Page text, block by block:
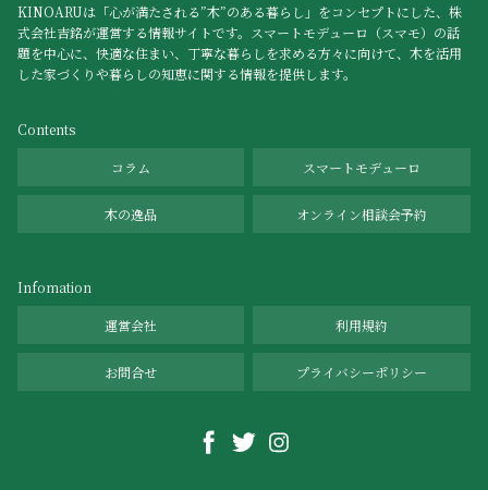
KINOARUは「心が満たされる”木”のある暮らし」をコンセプトにした、株
式会社吉銘が運営する情報サイトです。スマートモデューロ（スマモ）の話
題を中心に、快適な住まい、丁寧な暮らしを求める方々に向けて、木を活用
した家づくりや暮らしの知恵に関する情報を提供します。
Contents
コラム スマートモデューロ
木の逸品 オンライン相談会予約
Infomation
運営会社 利用規約
お問合せ プライバシーポリシー